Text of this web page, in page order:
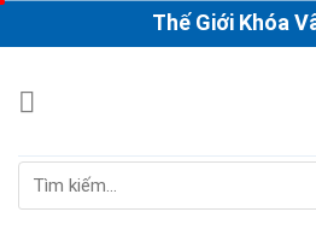
to
Thế Giới Khóa Vân
Tìm